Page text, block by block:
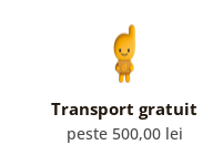
Transport gratuit
peste 500,00 lei